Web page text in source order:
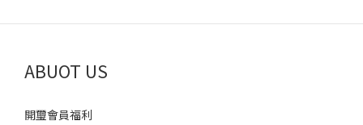
ABUOT US
開璽會員福利